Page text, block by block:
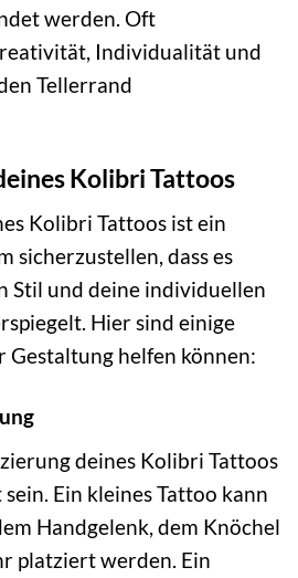
werden. Oft
Individualität und
Tellerrand
Kolibri Tattoos
Kolibri Tattoos ist ein
sicherzustellen, dass es
Stil und deine individuellen
Hier sind einige
Gestaltung helfen können:
deines Kolibri Tattoos
Ein kleines Tattoo kann
Handgelenk, dem Knöchel
platziert werden. Ein